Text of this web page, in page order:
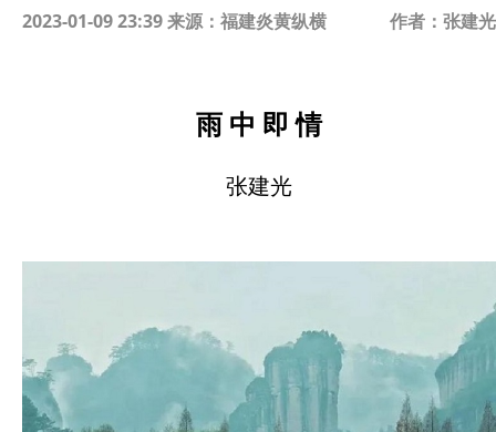
2023-01-09 23:39 来源：福建炎黄纵横 作者：张建光
雨 中 即 情
张建光